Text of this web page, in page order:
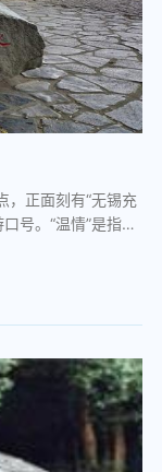
，正面刻有“无锡充
号。“温情”是指无